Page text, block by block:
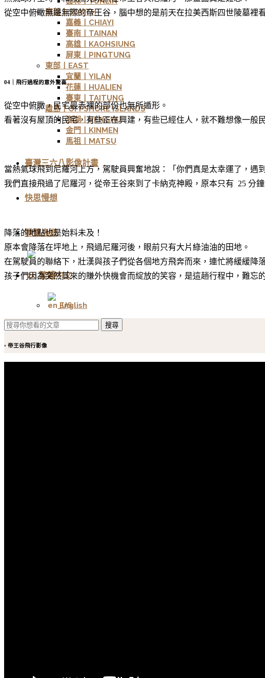
南部丨SOUTH
嘉義丨CHIAYI
臺南丨TAINAN
高雄丨KAOHSIUNG
屏東丨PINGTUNG
東部丨EAST
宜蘭丨YILAN
花蓮丨HUALIEN
臺東丨TAITUNG
離島丨OFFSHORE ISLANDS
澎湖丨PENGHU
金門丨KINMEN
馬祖丨MATSU
臺灣三六八影像計畫
快思慢想
聯繫島遊
繁體中文
English
搜尋
從空中俯瞰無邊無際的帝王谷，腦中想的是前天在拉美西斯四世陵墓裡
04｜飛行過程的意外驚喜
從空中俯瞰，民宅最赤裸的部份也無所遁形。
看著沒有屋頂的民宅，有些正在興建，有些已經住人，就不難想像一般
當熱氣球飛到尼羅河上方，駕駛員興奮地說：「你們真是太幸運了，遇
我們直接飛過了尼羅河，從帝王谷來到了卡納克神殿，原本只有 25 分
降落的地點也是始料未及！
原本會降落在坪地上，飛過尼羅河後，眼前只有大片綠油油的田地。
在駕駛員的聯絡下，壯漢與孩子們從各個地方飛奔而來，連忙將緩緩降
孩子們因為突然其來的賺外快機會而綻放的笑容，是這趟行程中，難忘
◦ 帝王谷飛行影像